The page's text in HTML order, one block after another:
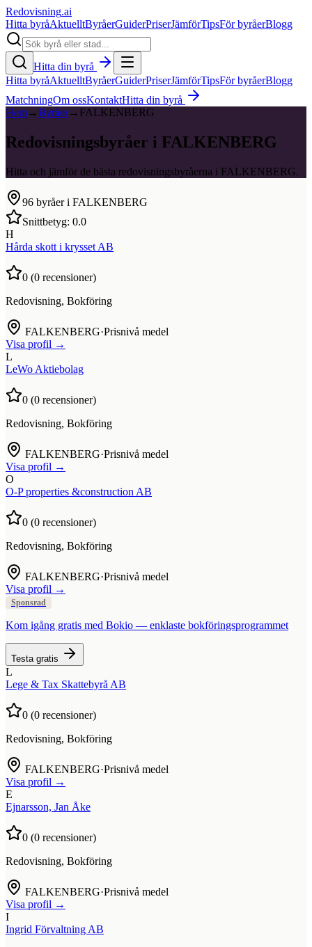
Redovisning.ai
Hitta byråAktuelltByråerGuiderPriserJämförTipsFör byråerBlogg
Hitta din byrå
Hitta byråAktuelltByråerGuiderPriserJämförTipsFör byråerBlogg
MatchningOm ossKontaktHitta din byrå
Hem→Byråer→ FALKENBERG
Redovisningsbyråer i FALKENBERG
Hitta och jämför de bästa redovisningsbyråerna i FALKENBERG.
96 byråer i FALKENBERG
Snittbetyg: 0.0
H
Hårda skott i krysset AB
0 (0 recensioner)
Redovisning, Bokföring
FALKENBERG·Prisnivå medel
Visa profil →
L
LeWo Aktiebolag
0 (0 recensioner)
Redovisning, Bokföring
FALKENBERG·Prisnivå medel
Visa profil →
O
O-P properties &construction AB
0 (0 recensioner)
Redovisning, Bokföring
FALKENBERG·Prisnivå medel
Visa profil →
Sponsrad
Kom igång gratis med Bokio — enklaste bokföringsprogrammet
Testa gratis
L
Lege & Tax Skattebyrå AB
0 (0 recensioner)
Redovisning, Bokföring
FALKENBERG·Prisnivå medel
Visa profil →
E
Ejnarsson, Jan Åke
0 (0 recensioner)
Redovisning, Bokföring
FALKENBERG·Prisnivå medel
Visa profil →
I
Ingrid Förvaltning AB